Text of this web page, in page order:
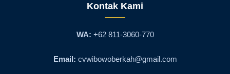
Kontak Kami
WA: +62 811-3060-770
Email: cvwibowoberkah@gmail.com